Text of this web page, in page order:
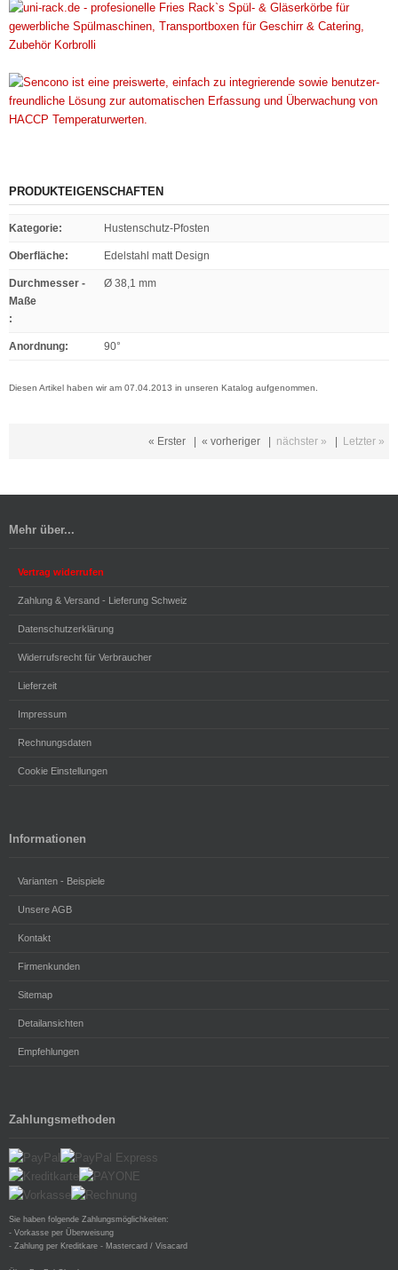
PRODUKTEIGENSCHAFTEN
Kategorie: Hustenschutz-Pfosten
Oberfläche: Edelstahl matt Design
Durchmesser -
Maße
:
Ø 38,1 mm
Anordnung: 90°
Diesen Artikel haben wir am 07.04.2013 in unseren Katalog aufgenommen.
« Erster | « vorheriger | nächster » | Letzter »
Mehr über...
Vertrag widerrufen
Zahlung & Versand - Lieferung Schweiz
Datenschutzerklärung
Widerrufsrecht für Verbraucher
Lieferzeit
Impressum
Rechnungsdaten
Cookie Einstellungen
Informationen
Varianten - Beispiele
Unsere AGB
Kontakt
Firmenkunden
Sitemap
Detailansichten
Empfehlungen
Zahlungsmethoden
Sie haben folgende Zahlungsmöglichkeiten:
- Vorkasse per Überweisung
- Zahlung per Kreditkare - Mastercard / Visacard